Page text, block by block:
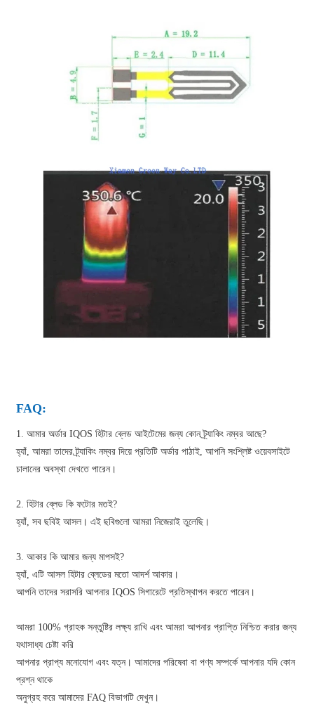
FAQ:
1. আমার অর্ডার IQOS হিটার ব্লেড আইটেমের জন্য কোন ট্র্যাকিং নম্বর আছে?
হ্যাঁ, আমরা তাদের ট্র্যাকিং নম্বর দিয়ে প্রতিটি অর্ডার পাঠাই, আপনি সংশ্লিষ্ট ওয়েবসাইটে
চালানের অবস্থা দেখতে পারেন।
2. হিটার ব্লেড কি ফটোর মতই?
হ্যাঁ, সব ছবিই আসল। এই ছবিগুলো আমরা নিজেরাই তুলেছি।
3. আকার কি আমার জন্য মাপসই?
হ্যাঁ, এটি আসল হিটার ব্লেডের মতো আদর্শ আকার।
আপনি তাদের সরাসরি আপনার IQOS সিগারেটে প্রতিস্থাপন করতে পারেন।
আমরা 100% গ্রাহক সন্তুষ্টির লক্ষ্য রাখি এবং আমরা আপনার প্রাপ্তি নিশ্চিত করার জন্য
যথাসাধ্য চেষ্টা করি
আপনার প্রাপ্য মনোযোগ এবং যত্ন। আমাদের পরিষেবা বা পণ্য সম্পর্কে আপনার যদি কোন
প্রশ্ন থাকে
অনুগ্রহ করে আমাদের FAQ বিভাগটি দেখুন।